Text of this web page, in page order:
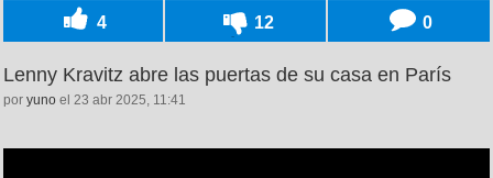
4 12 0
Lenny Kravitz abre las puertas de su casa en París
por yuno el 23 abr 2025, 11:41